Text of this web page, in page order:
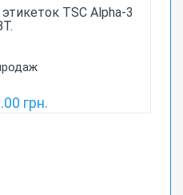
TSC Alpha-3
грн.